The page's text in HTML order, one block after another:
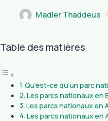
Madler Thaddeus
Table des matières
Qu’est-ce qu’un parc
Les parcs nationaux en
Les parcs nationaux en
Les parcs nationaux en